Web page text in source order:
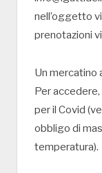
nell’oggetto
prenotazioni
Un mercatino
Per
per il Covid
obbligo di
temperatura).